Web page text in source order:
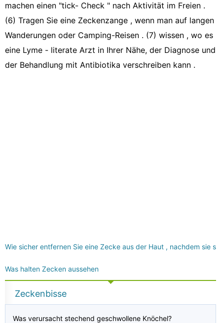
machen einen "tick- Check " nach Aktivität im Freien .
(6) Tragen Sie eine Zeckenzange , wenn man auf langen
Wanderungen oder Camping-Reisen . (7) wissen , wo es
eine Lyme - literate Arzt in Ihrer Nähe, der Diagnose und
der Behandlung mit Antibiotika verschreiben kann .
Wie sicher entfernen Sie eine Zecke aus der Haut , nachdem sie
Was halten Zecken aussehen
Zeckenbisse
Was verursacht stechend geschwollene Knöchel?